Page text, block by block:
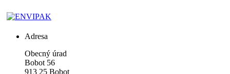
Adresa
Obecný úrad
Bobot 56
913 25 Bobot